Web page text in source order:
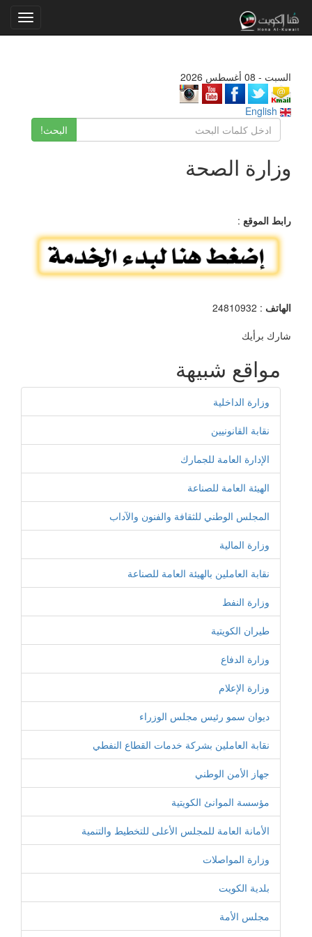
السبت - 08 أغسطس 2026
البحث!
وزارة الصحة
رابط الموقع :
الهاتف : 24810932
شارك برأيك
مواقع شبيهة
وزارة الداخلية
نقابة القانونيين
الإدارة العامة للجمارك
الهيئة العامة للصناعة
المجلس الوطني للثقافة والفنون والآداب
وزارة المالية
نقابة العاملين بالهيئة العامة للصناعة
وزارة النفط
طيران الكويتية
وزارة الدفاع
وزارة الإعلام
ديوان سمو رئيس مجلس الوزراء
نقابة العاملين بشركة خدمات القطاع النفطي
جهاز الأمن الوطني
مؤسسة الموانئ الكويتية
الأمانة العامة للمجلس الأعلى للتخطيط والتنمية
وزارة المواصلات
بلدية الكويت
مجلس الأمة